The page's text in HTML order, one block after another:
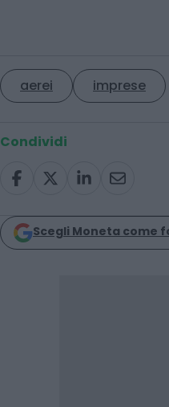
aerei imprese
Condividi
Scegli Moneta come